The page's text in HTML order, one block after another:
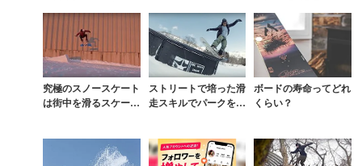
究極のスノースケート
は街中を滑るスケート
ストリートで培った滑
走スキルでパークを攻
ボードの寿命ってどれ
くらい？